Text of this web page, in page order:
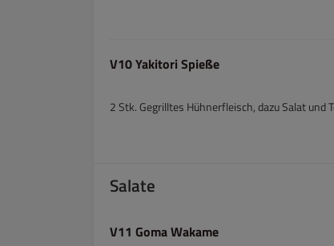
V10 Yakitori Spieße
2 Stk. Gegrilltes Hühnerfleisch, dazu Salat und
Salate
V11 Goma Wakame